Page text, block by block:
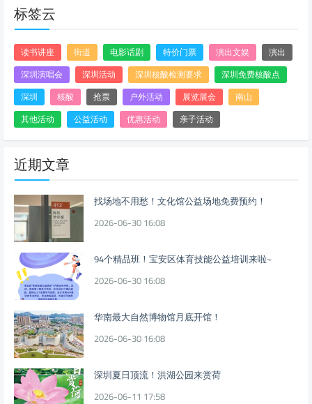
标签云
读书讲座 街道 电影话剧 特价门票 演出文娱
演出
深圳演唱会
深圳活动 深圳核酸检测要求
深圳免费核酸点
深圳
核酸 抢票 户外活动 展览展会
南山
其他活动
公益活动 优惠活动 亲子活动
近期文章
找场地不用愁！文化馆公益场地免费预约！
2026-06-30 16:08
94个精品班！宝安区体育技能公益培训来啦~
2026-06-30 16:08
华南最大自然博物馆月底开馆！
2026-06-30 16:08
深圳夏日顶流！洪湖公园来赏荷
2026-06-11 17:58